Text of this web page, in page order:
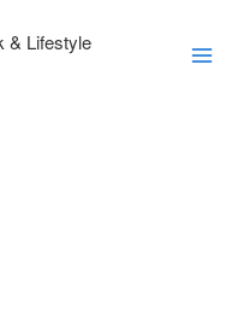
& Lifestyle